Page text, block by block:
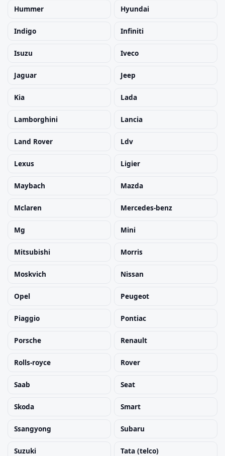
Hummer Hyundai
Indigo Infiniti
Isuzu Iveco
Jaguar Jeep
Kia Lada
Lamborghini Lancia
Land Rover Ldv
Lexus Ligier
Maybach Mazda
Mclaren Mercedes-benz
Mg Mini
Mitsubishi Morris
Moskvich Nissan
Opel Peugeot
Piaggio Pontiac
Porsche Renault
Rolls-royce Rover
Saab Seat
Skoda Smart
Ssangyong Subaru
Suzuki Tata (telco)